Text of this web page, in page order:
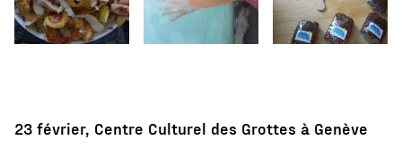
23 février, Centre Culturel des Grottes à Genève